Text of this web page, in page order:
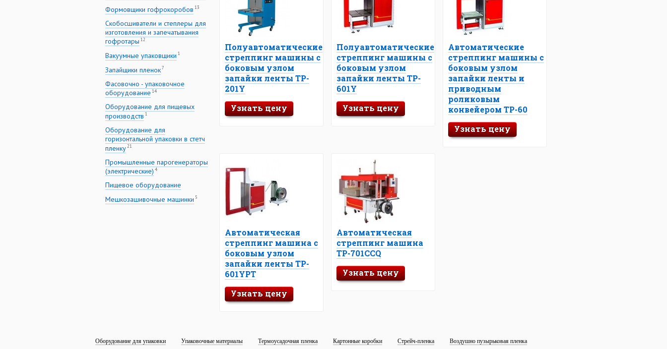
Формовщики гофрокоробов 13
Скобосшиватели и степлеры для
изготовления и запечатывания
гофротары 12
Вакуумные упаковщики 1
Запайщики пленок7
Фасовочно - упаковочное
оборудование 14
Оборудование для пищевых
производств 1
Оборудование для
горизонтальной упаковки в стетч
пленку21
Промышленные парогенераторы
(электрические) 4
Пищевое оборудование
Мешкозашивочные машинки 5
Полуавтоматические
стреппинг машины с
боковым узлом
запайки ленты TP-
201Y
Узнать цену
Полуавтоматические
стреппинг машины с
боковым узлом
запайки ленты TP-
601Y
Узнать цену
Автоматические
стреппинг машины с
боковым узлом
запайки ленты и
приводным
роликовым
конвейером TP-60
Узнать цену
Автоматическая
стреппинг машина с
боковым узлом
запайки ленты TP-
601YPT
Узнать цену
Автоматическая
стреппинг машина
TP-701CCQ
Узнать цену
Оборудование для упаковки Упаковочные материалы Термоусадочная пленка Картонные коробки Стрейч-пленка Воздушно пузырьковая пленка